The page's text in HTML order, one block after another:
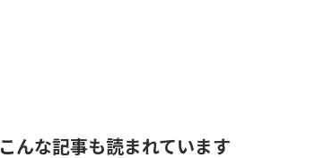
こんな記事も読まれています